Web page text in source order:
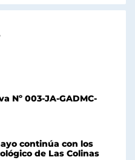
Nº 003-JA-GADMC-
continúa con los
de Las Colinas